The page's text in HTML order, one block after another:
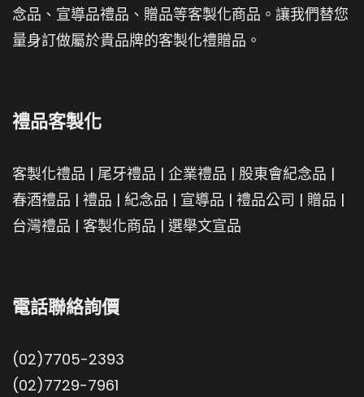
念品、宣導品禮品、贈品等客製化商品。讓我們替您
量身訂做屬於貴品牌的客製化禮贈品。
禮品客製化
客製化禮品 | 尾牙禮品 | 企業禮品 | 股東會紀念品 |
春酒禮品 | 禮品 | 紀念品 | 宣導品 | 禮品公司 | 贈品 |
台灣禮品 | 客製化商品 | 選舉文宣品
電話聯絡詢價
(02)7705-2393
(02)7729-7961